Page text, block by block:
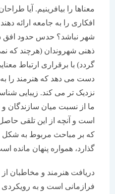
معناها را بیافرینیم. آیا طراحان و
افکاری را به جامعه ارائه دهند
شهر نباشد؟ حدس حدود افق دانسته
ذهنی شهروندان (هرچند که نمی
گردد) با برقراری ارتباط معنایی با
دست می دهد که هنرمند را به
نزدیک تر می کند. زیبایی شناسی
ما از نسبت میان سازندگان و
است و آنچه از این تلقی حاصل
که بر مباحث مربوط به شکل و
گذارد، همواره پنهان مانده است.
دریافت هنرمند و مخاطبان از
فرازمانی است و به رویکردی در